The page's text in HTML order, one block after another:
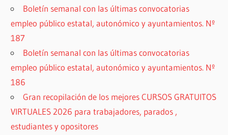
Boletín semanal con las últimas convocatorias
empleo público estatal, autonómico y ayuntamientos. Nº
187
Boletín semanal con las últimas convocatorias
empleo público estatal, autonómico y ayuntamientos. Nº
186
Gran recopilación de los mejores CURSOS GRATUITOS
VIRTUALES 2026 para trabajadores, parados ,
estudiantes y opositores